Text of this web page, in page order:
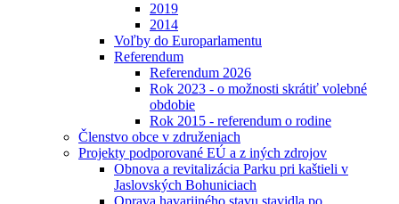
2019
2014
Voľby do Europarlamentu
Referendum
Referendum 2026
Rok 2023 - o možnosti skrátiť volebné
obdobie
Rok 2015 - referendum o rodine
Členstvo obce v združeniach
Projekty podporované EÚ a z iných zdrojov
Obnova a revitalizácia Parku pri kaštieli v
Jaslovských Bohuniciach
Oprava havarijného stavu stavidla po